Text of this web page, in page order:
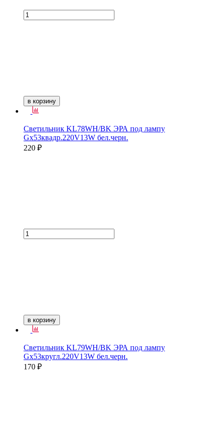
в корзину
Светильник KL78WH/BK ЭРА под лампу
Gх53квадр.220V13W бел.черн.
220 ₽
в корзину
Светильник KL79WH/BK ЭРА под лампу
Gх53кругл.220V13W бел.черн.
170 ₽